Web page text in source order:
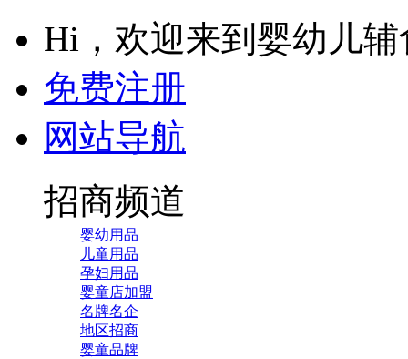
Hi，欢迎来到婴幼儿
免费注册
网站导航
招商频道
婴幼用品
儿童用品
孕妇用品
婴童店加盟
名牌名企
地区招商
婴童品牌